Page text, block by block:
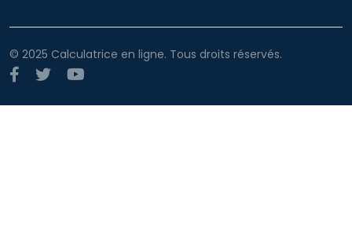
© 2025 Calculatrice en ligne. Tous droits réservés.